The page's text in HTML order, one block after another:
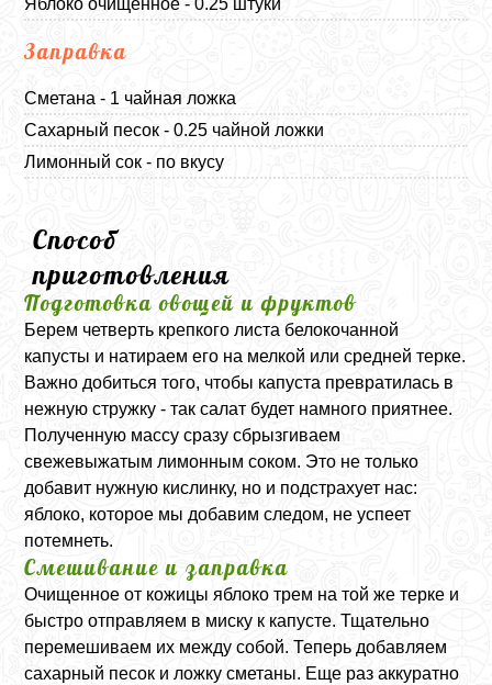
Яблоко очищенное - 0.25 штуки
Заправка
Сметана - 1 чайная ложка
Сахарный песок - 0.25 чайной ложки
Лимонный сок - по вкусу
Способ
приготовления
Подготовка овощей и фруктов
Берем четверть крепкого листа белокочанной
капусты и натираем его на мелкой или средней терке.
Важно добиться того, чтобы капуста превратилась в
нежную стружку - так салат будет намного приятнее.
Полученную массу сразу сбрызгиваем
свежевыжатым лимонным соком. Это не только
добавит нужную кислинку, но и подстрахует нас:
яблоко, которое мы добавим следом, не успеет
потемнеть.
Смешивание и заправка
Очищенное от кожицы яблоко трем на той же терке и
быстро отправляем в миску к капусте. Тщательно
перемешиваем их между собой. Теперь добавляем
сахарный песок и ложку сметаны. Еще раз аккуратно